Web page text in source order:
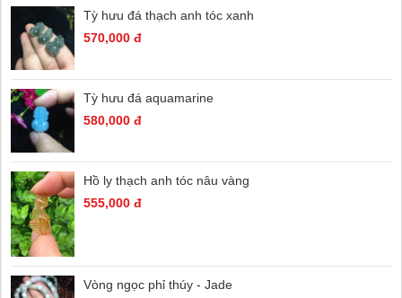
Tỳ hưu đá thạch anh tóc xanh
570,000 đ
Tỳ hưu đá aquamarine
580,000 đ
Hồ ly thạch anh tóc nâu vàng
555,000 đ
Vòng ngọc phỉ thúy - Jade